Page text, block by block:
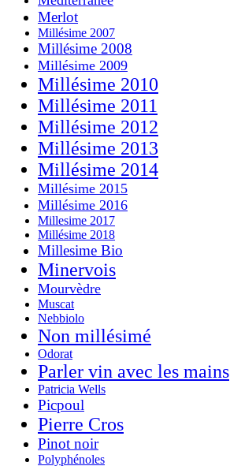
Merlot
Millésime 2007
Millésime 2008
Millésime 2009
Millésime 2010
Millésime 2011
Millésime 2012
Millésime 2013
Millésime 2014
Millésime 2015
Millésime 2016
Millesime 2017
Millésime 2018
Millesime Bio
Minervois
Mourvèdre
Muscat
Nebbiolo
Non millésimé
Odorat
Parler vin avec les mains
Patricia Wells
Picpoul
Pierre Cros
Pinot noir
Polyphénoles